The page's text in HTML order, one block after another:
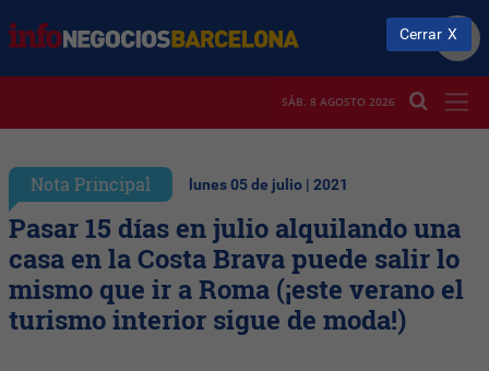
SÁB. 8 AGOSTO 2026
Nota Principal lunes 05 de julio | 2021
Pasar 15 días en julio alquilando una
casa en la Costa Brava puede salir lo
mismo que ir a Roma (¡este verano el
turismo interior sigue de moda!)
Cerrar